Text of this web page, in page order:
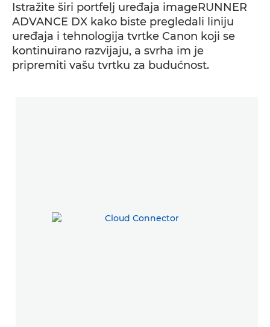
Istražite širi portfelj uređaja imageRUNNER
ADVANCE DX kako biste pregledali liniju
uređaja i tehnologija tvrtke Canon koji se
kontinuirano razvijaju, a svrha im je
pripremiti vašu tvrtku za budućnost.